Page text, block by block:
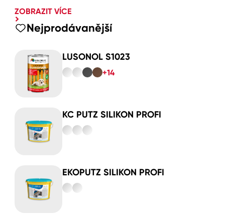
ZOBRAZIT VÍCE
Nejprodávanější
LUSONOL S1023
+14
KC PUTZ SILIKON PROFI
EKOPUTZ SILIKON PROFI